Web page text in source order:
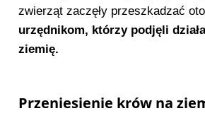
zwierząt zaczęły przeszkadzać
urzędnikom, którzy podjęli
ziemię.
Przeniesienie krów na